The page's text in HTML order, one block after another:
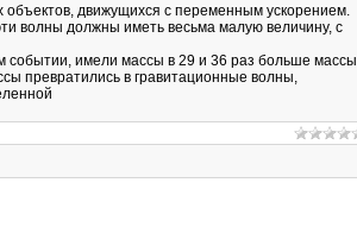
объектов, движущихся с переменным ускорением.
волны должны иметь весьма малую величину, с
событии, имели массы в 29 и 36 раз больше массы
превратились в гравитационные волны,